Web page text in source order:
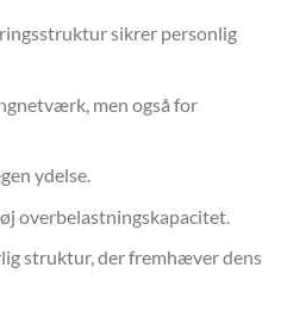
sikrer personlig
men også for
ydelse.
overbelastningskapacitet.
struktur, der fremhæver dens